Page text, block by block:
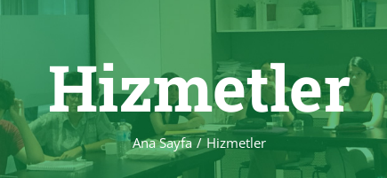
Hizmetler
Ana Sayfa Hizmetler